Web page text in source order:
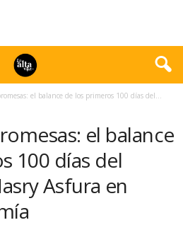
el balance de los primeros 100 días del...
el balance
100 días del
Asfura en